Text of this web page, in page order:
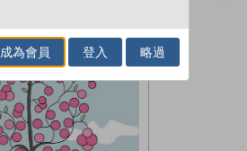
成為會員 登入 略過